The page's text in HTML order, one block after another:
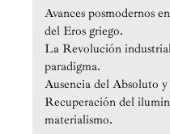
Avances posmodernos
del Eros griego.
La Revolución
paradigma.
Ausencia del Absoluto
Recuperación del
materialismo.